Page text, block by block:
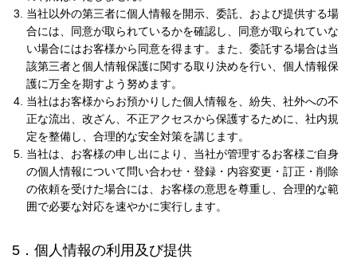
当社以外の第三者に個人情報を開示、委託、および提供する場
合には、同意が取られているかを確認し、同意が取られていな
い場合にはお客様から同意を得ます。また、委託する場合は当
該第三者と個人情報保護に関する取り決めを行い、個人情報保
護に万全を期すよう努めます。
当社はお客様からお預かりした個人情報を、紛失、社外への不
正な流出、改ざん、不正アクセスから保護するために、社内規
定を整備し、合理的な安全対策を講じます。
当社は、お客様の申し出により、当社が管理するお客様ご自身
の個人情報について問い合わせ・登録・内容変更・訂正・削除
の依頼を受けた場合には、お客様の意思を尊重し、合理的な範
囲で必要な対応を速やかに実行します。
5．個人情報の利用及び提供